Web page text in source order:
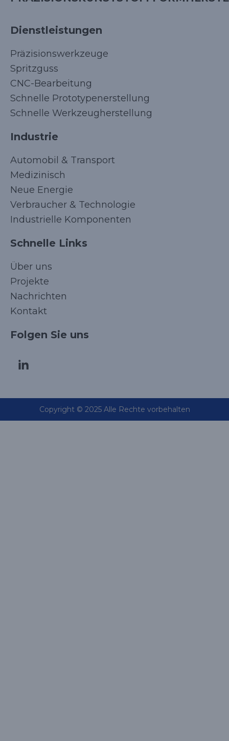
Dienstleistungen
Präzisionswerkzeuge
Spritzguss
CNC-Bearbeitung
Schnelle Prototypenerstellung
Schnelle Werkzeugherstellung
Industrie
Automobil & Transport
Medizinisch
Neue Energie
Verbraucher & Technologie
Industrielle Komponenten
Schnelle Links
Über uns
Projekte
Nachrichten
Kontakt
Folgen Sie uns
Copyright © 2025 Alle Rechte vorbehalten